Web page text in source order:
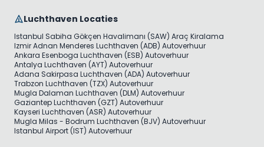
Luchthaven Locaties
Istanbul Sabiha Gökçen Havalimanı (SAW) Araç Kiralama
Izmir Adnan Menderes Luchthaven (ADB) Autoverhuur
Ankara Esenboga Luchthaven (ESB) Autoverhuur
Antalya Luchthaven (AYT) Autoverhuur
Adana Sakirpasa Luchthaven (ADA) Autoverhuur
Trabzon Luchthaven (TZX) Autoverhuur
Mugla Dalaman Luchthaven (DLM) Autoverhuur
Gaziantep Luchthaven (GZT) Autoverhuur
Kayseri Luchthaven (ASR) Autoverhuur
Mugla Milas - Bodrum Luchthaven (BJV) Autoverhuur
Istanbul Airport (IST) Autoverhuur